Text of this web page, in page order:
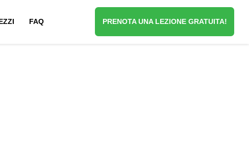
FAQ PRENOTA UNA LEZIONE GRATUITA!